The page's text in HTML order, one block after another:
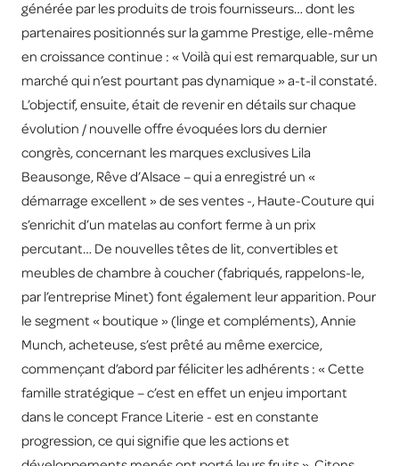
générée par les produits de trois fournisseurs… dont les
partenaires positionnés sur la gamme Prestige, elle-même
en croissance continue : « Voilà qui est remarquable, sur un
marché qui n’est pourtant pas dynamique » a-t-il constaté.
L’objectif, ensuite, était de revenir en détails sur chaque
évolution / nouvelle offre évoquées lors du dernier
congrès, concernant les marques exclusives Lila
Beausonge, Rêve d’Alsace – qui a enregistré un «
démarrage excellent » de ses ventes -, Haute-Couture qui
s’enrichit d’un matelas au confort ferme à un prix
percutant… De nouvelles têtes de lit, convertibles et
meubles de chambre à coucher (fabriqués, rappelons-le,
par l’entreprise Minet) font également leur apparition. Pour
le segment « boutique » (linge et compléments), Annie
Munch, acheteuse, s’est prêté au même exercice,
commençant d’abord par féliciter les adhérents : « Cette
famille stratégique – c’est en effet un enjeu important
dans le concept France Literie - est en constante
progression, ce qui signifie que les actions et